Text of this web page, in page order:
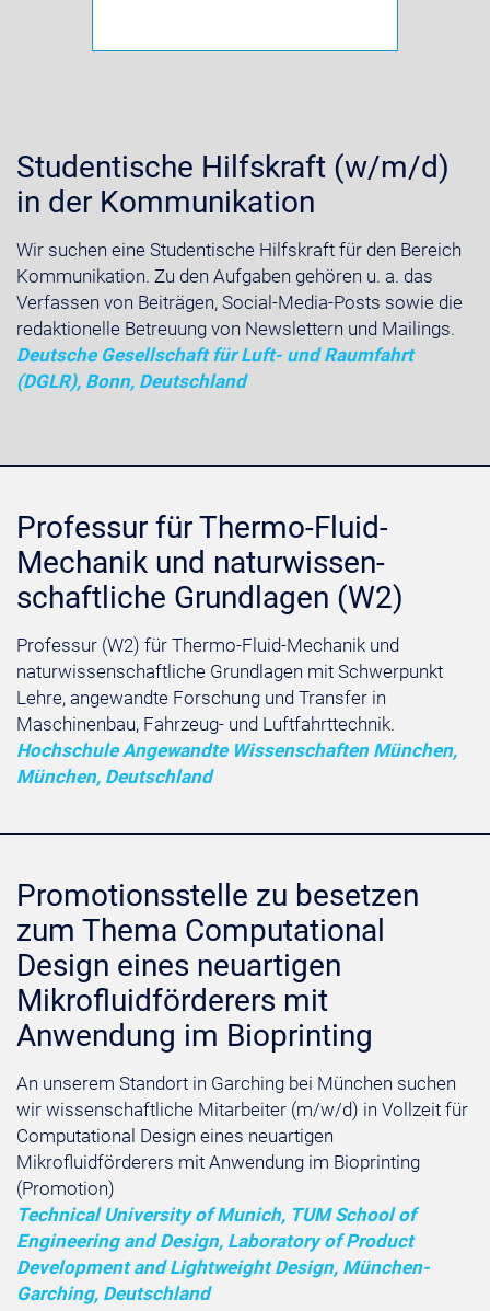
Studentische Hilfskraft (w/m/d)
in der Kommunikation
Wir suchen eine Studentische Hilfskraft für den Bereich
Kommunikation. Zu den Aufgaben gehören u. a. das
Verfassen von Beiträgen, Social-Media-Posts sowie die
redaktionelle Betreuung von Newslettern und Mailings.
Deutsche Gesellschaft für Luft- und Raumfahrt
(DGLR), Bonn, Deutschland
Professur für Thermo-Fluid-
Mechanik und naturwissen-
schaftliche Grundlagen (W2)
Professur (W2) für Thermo-Fluid-Mechanik und
naturwissenschaftliche Grundlagen mit Schwerpunkt
Lehre, angewandte Forschung und Transfer in
Maschinenbau, Fahrzeug- und Luftfahrttechnik.
Hochschule Angewandte Wissenschaften München,
München, Deutschland
Promotionsstelle zu besetzen
zum Thema Computational
Design eines neuartigen
Mikrofluidförderers mit
Anwendung im Bioprinting
An unserem Standort in Garching bei München suchen
wir wissenschaftliche Mitarbeiter (m/w/d) in Vollzeit für
Computational Design eines neuartigen
Mikrofluidförderers mit Anwendung im Bioprinting
(Promotion)
Technical University of Munich, TUM School of
Engineering and Design, Laboratory of Product
Development and Lightweight Design, München-
Garching, Deutschland